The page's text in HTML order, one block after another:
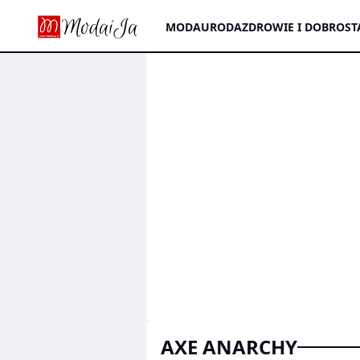
MODAURODAZDROWIE I
AXE ANARCHY